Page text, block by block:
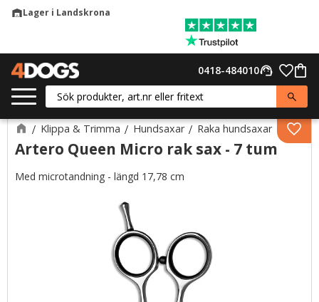
warehouseLager i Landskrona
support_agent
0418-484010
Klippa & Trimma Hundsaxar Raka hundsaxar
Artero Queen Micro rak sax - 7 tum
Med microtandning - längd 17,78 cm